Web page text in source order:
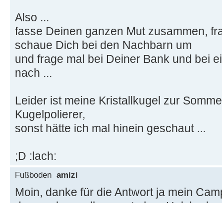
Also ...
fasse Deinen ganzen Mut zusammen,
schaue Dich bei den Nachbarn um
und frage mal bei Deiner Bank und bei
nach ...
Leider ist meine Kristallkugel zur
Kugelpolierer,
sonst hätte ich mal hinein geschaut ...
;D :lach:
Fußboden amizi
Moin, danke für die Antwort ja mein